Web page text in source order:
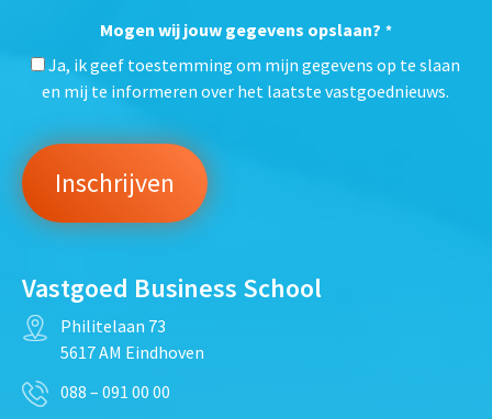
Mogen wij jouw gegevens opslaan? *
Ja, ik geef toestemming om mijn gegevens op te slaan
en mij te informeren over het laatste vastgoednieuws.
Vastgoed Business School
Philitelaan 73
5617 AM Eindhoven
088 – 091 00 00